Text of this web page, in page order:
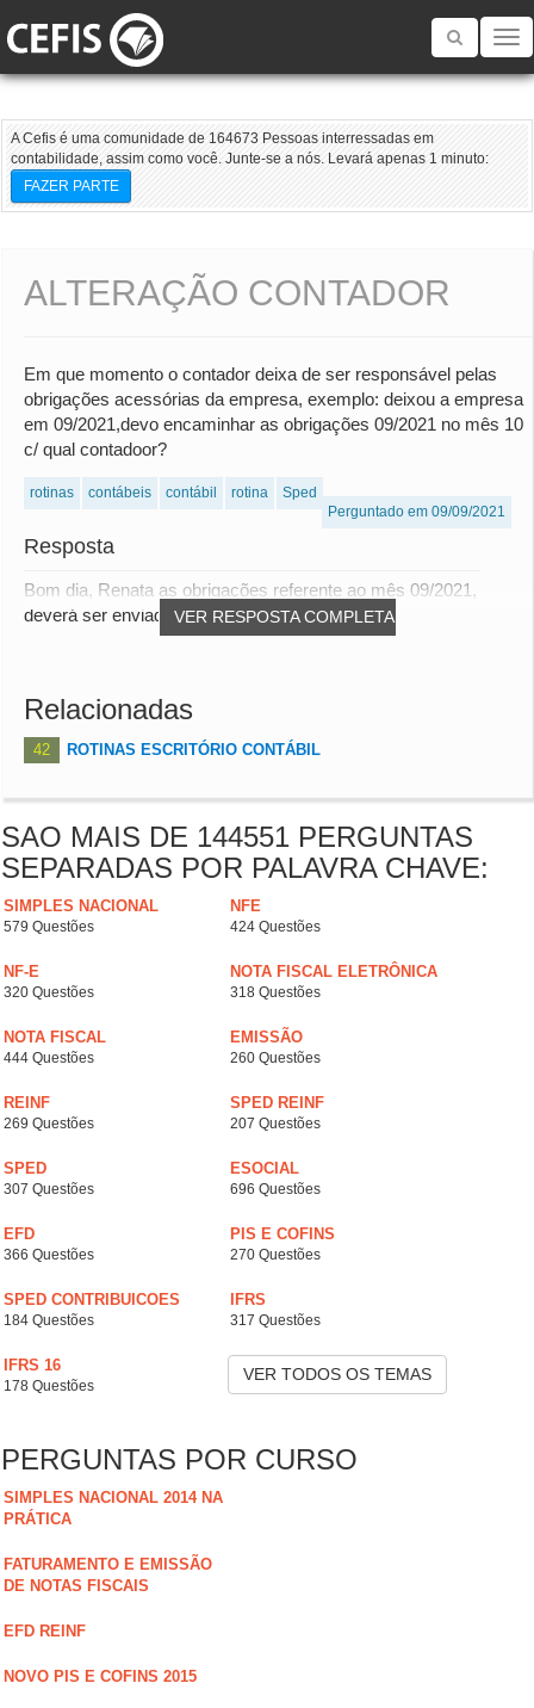
Toggle
A Cefis é uma comunidade de 164673 Pessoas interressadas em
contabilidade, assim como você. Junte-se a nós. Levará apenas 1 minuto:
FAZER PARTE
ALTERAÇÃO CONTADOR
Em que momento o contador deixa de ser responsável pelas
obrigações acessórias da empresa, exemplo: deixou a empresa
em 09/2021,devo encaminhar as obrigações 09/2021 no mês 10
c/ qual contadoor?
rotinas contábeis contábil rotina
Sped
Perguntado em 09/09/2021
Resposta
VER RESPOSTA COMPLETA
Bom dia, Renata as obrigações referente ao mês 09/2021,
deverá ser enviada por você visto que nesta...
Relacionadas
42 ROTINAS ESCRITÓRIO CONTÁBIL
SAO MAIS DE 144551 PERGUNTAS
SEPARADAS POR PALAVRA CHAVE:
SIMPLES NACIONAL
579 Questões
NFE
424 Questões
NF-E
320 Questões
NOTA FISCAL ELETRÔNICA
318 Questões
NOTA FISCAL
444 Questões
EMISSÃO
260 Questões
REINF
269 Questões
SPED REINF
207 Questões
SPED
307 Questões
ESOCIAL
696 Questões
EFD
366 Questões
PIS E COFINS
270 Questões
SPED CONTRIBUICOES
184 Questões
IFRS
317 Questões
IFRS 16
178 Questões
VER TODOS OS TEMAS
PERGUNTAS POR CURSO
SIMPLES NACIONAL 2014 NA
PRÁTICA
FATURAMENTO E EMISSÃO
DE NOTAS FISCAIS
EFD REINF
NOVO PIS E COFINS 2015